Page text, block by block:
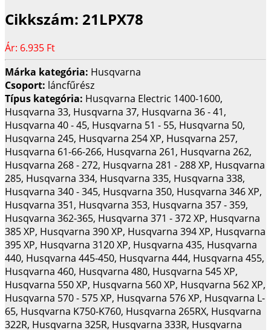
Cikkszám: 21LPX78
Ár: 6.935 Ft
Márka kategória: Husqvarna
Csoport: láncfűrész
Típus kategória: Husqvarna Electric 1400-1600,
Husqvarna 33, Husqvarna 37, Husqvarna 36 - 41,
Husqvarna 40 - 45, Husqvarna 51 - 55, Husqvarna 50,
Husqvarna 245, Husqvarna 254 XP, Husqvarna 257,
Husqvarna 61-66-266, Husqvarna 261, Husqvarna 262,
Husqvarna 268 - 272, Husqvarna 281 - 288 XP, Husqvarna
285, Husqvarna 334, Husqvarna 335, Husqvarna 338,
Husqvarna 340 - 345, Husqvarna 350, Husqvarna 346 XP,
Husqvarna 351, Husqvarna 353, Husqvarna 357 - 359,
Husqvarna 362-365, Husqvarna 371 - 372 XP, Husqvarna
385 XP, Husqvarna 390 XP, Husqvarna 394 XP, Husqvarna
395 XP, Husqvarna 3120 XP, Husqvarna 435, Husqvarna
440, Husqvarna 445-450, Husqvarna 444, Husqvarna 455,
Husqvarna 460, Husqvarna 480, Husqvarna 545 XP,
Husqvarna 550 XP, Husqvarna 560 XP, Husqvarna 562 XP,
Husqvarna 570 - 575 XP, Husqvarna 576 XP, Husqvarna L-
65, Husqvarna K750-K760, Husqvarna 265RX, Husqvarna
322R, Husqvarna 325R, Husqvarna 333R, Husqvarna